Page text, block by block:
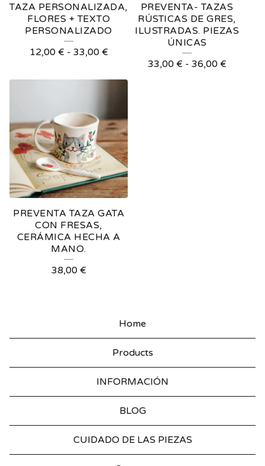
TAZA PERSONALIZADA,
FLORES + TEXTO
PERSONALIZADO
12,00 € - 33,00 €
PREVENTA- TAZAS
RÚSTICAS DE GRES,
ILUSTRADAS. PIEZAS
ÚNICAS
33,00 € - 36,00 €
PREVENTA TAZA GATA
CON FRESAS,
CERÁMICA HECHA A
MANO.
38,00 €
Home
Products
INFORMACIÓN
BLOG
CUIDADO DE LAS PIEZAS